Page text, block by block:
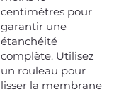
centimètres pour
garantir une
étanchéité
complète. Utilisez
un rouleau pour
lisser la membrane